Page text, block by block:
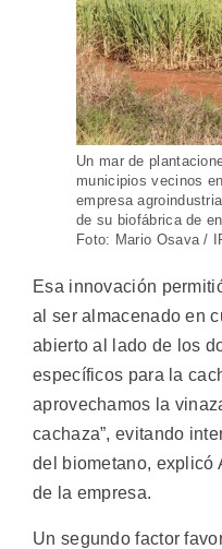
Un mar de
municipios vecinos
empresa
de su biofábrica de
Foto: Mario Osava /
Esa innovación
al ser almacenado en
abierto al lado de los
específicos para la
aprovechamos la
cachaza”, evitando
del biometano, explicó
de la empresa.
Un segundo factor